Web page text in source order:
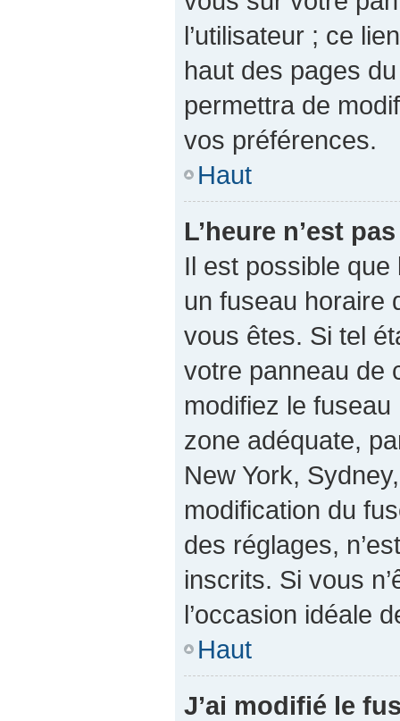
l’utilisateur ; ce
haut des pages
permettra de
vos préférences.
Haut
L’heure n’est
Il est possible que
un fuseau horaire
vous êtes. Si tel
votre panneau de
modifiez le
zone adéquate,
New York,
modification du
des réglages,
inscrits. Si vous
l’occasion idéale
Haut
J’ai modifié le